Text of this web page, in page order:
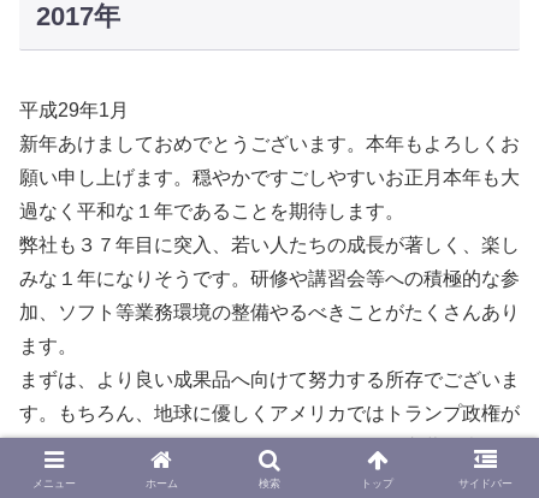
2017年
平成29年1月
新年あけましておめでとうございます。本年もよろしくお
願い申し上げます。穏やかですごしやすいお正月本年も大
過なく平和な１年であることを期待します。
弊社も３７年目に突入、若い人たちの成長が著しく、楽し
みな１年になりそうです。研修や講習会等への積極的な参
加、ソフト等業務環境の整備やるべきことがたくさんあり
ます。
まずは、より良い成果品へ向けて努力する所存でございま
す。もちろん、地球に優しくアメリカではトランプ政権が
発足しました。「アメリカファースト」この言葉が大きく
取り上げられています。この言葉通り政治が動き始めま
メニュー ホーム 検索 トップ サイドバー